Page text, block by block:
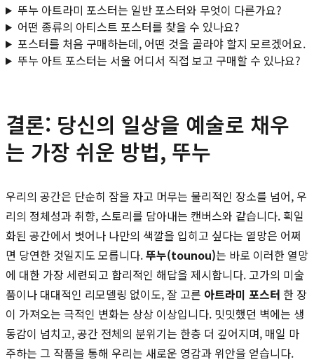
뚜누 아트라미 포스터는 일반 포스터와 무엇이 다른가요?
어떤 종류의 아티스트 포스터를 찾을 수 있나요?
포스터를 처음 구매하는데, 어떤 것을 골라야 할지 모르겠어요.
뚜누 아트 포스터는 서울 어디서 직접 보고 구매할 수 있나요?
결론: 당신의 일상을 예술로 채우
는 가장 쉬운 방법, 뚜누
우리의 공간은 단순히 잠을 자고 머무는 물리적인 장소를 넘어, 우
리의 정체성과 취향, 스토리를 담아내는 캔버스와 같습니다. 획일
화된 공간에서 벗어나 나만의 색깔을 입히고 싶다는 열망은 어쩌
면 당연한 것일지도 모릅니다.뚜누(tounou)는 바로 이러한 열망
에 대한 가장 세련되고 합리적인 해답을 제시합니다. 고가의 미술
품이나 대대적인 리모델링 없이도, 잘 고른 아트라미 포스터 한 장
이 가져오는 극적인 변화는 상상 이상입니다. 밋밋했던 벽에는 생
동감이 넘치고, 공간 전체의 분위기는 한층 더 깊어지며, 매일 마
주하는 그 작품을 통해 우리는 새로운 영감과 위안을 얻습니다.